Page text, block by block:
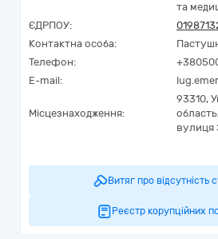
та
ЄДРПОУ:
Контактна особа:
Телефон:
E-mail:
Місцезнаходження:
93310,
вулиця
Витяг про відсутність
Реєстр корупційних